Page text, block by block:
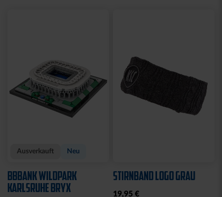
Ausverkauft Neu
BBBANK WILDPARK
KARLSRUHE BRYX
STIRNBAND LOGO GRAU
19,95 €